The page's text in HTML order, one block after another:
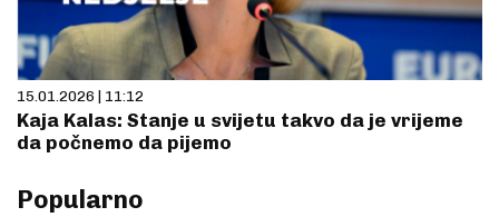
15.01.2026 | 11:12
Kaja Kalas: Stanje u svijetu takvo da je vrijeme
da počnemo da pijemo
Popularno